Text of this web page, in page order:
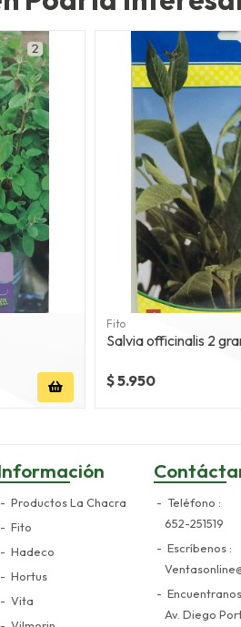
Fito
Salvia officinalis 2
$ 5.950
Productos La Chacra
Fito
Hadeco
Hortus
Vita
Teléfono
652-251519
Escríbenos
Encuentranos
Av. Diego